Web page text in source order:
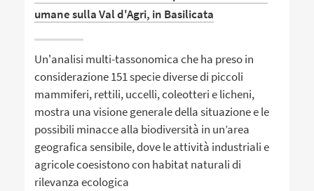
umane sulla Val d'Agri, in Basilicata
Un'analisi multi-tassonomica che ha preso in
considerazione 151 specie diverse di piccoli
mammiferi, rettili, uccelli, coleotteri e licheni,
mostra una visione generale della situazione e le
possibili minacce alla biodiversità in un’area
geografica sensibile, dove le attività industriali e
agricole coesistono con habitat naturali di
rilevanza ecologica